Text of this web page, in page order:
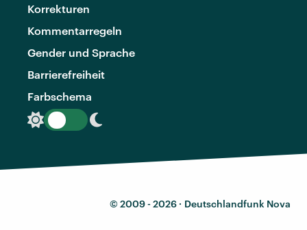
Korrekturen
Kommentarregeln
Gender und Sprache
Barrierefreiheit
Farbschema
© 2009 - 2026 · Deutschlandfunk Nova